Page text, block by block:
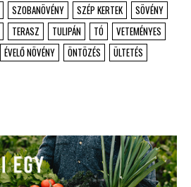
SZOBANÖVÉNY SZÉP KERTEK
SÖVÉNY
TERASZ TULIPÁN TÓ
VETEMÉNYES
ÉVELŐ NÖVÉNY ÖNTÖZÉS
ÜLTETÉS